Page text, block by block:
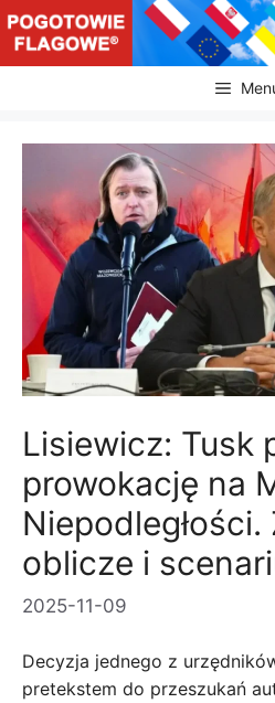
Przejdź
do
treści
Lisiewicz: Tusk
prowokację na
oblicze i
2025-11-09
Decyzja jednego z
pretekstem do przeszukań